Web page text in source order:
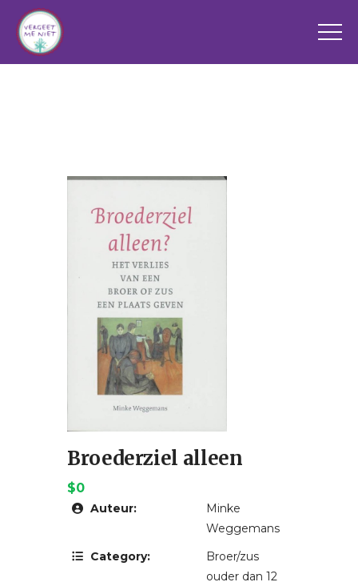
Broederziel alleen
$0
Auteur:
Minke
Weggemans
Category:
Broer/zus
ouder dan 12